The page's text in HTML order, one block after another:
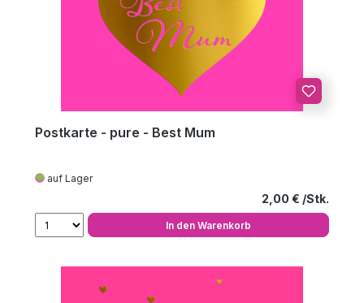
Postkarte - pure - Best Mum
auf Lager
Regulärer
2,00 €
In den Warenkorb